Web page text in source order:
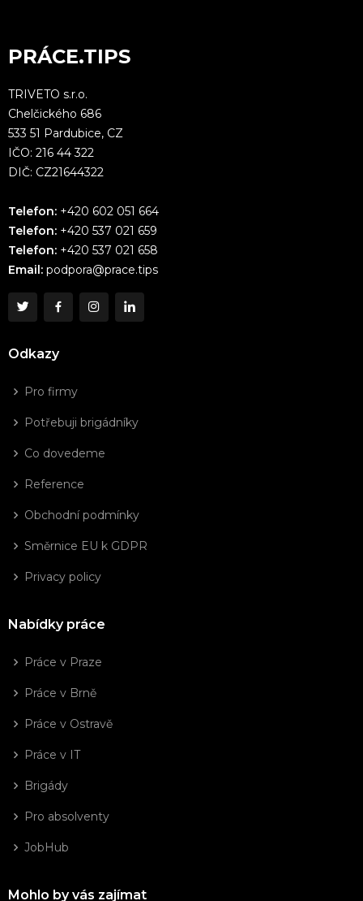
PRÁCE.TIPS
TRIVETO s.r.o.
Chelčického 686
533 51 Pardubice, CZ
IČO: 216 44 322
DIČ: CZ21644322
Telefon: +420 602 051 664
Telefon: +420 537 021 659
Telefon: +420 537 021 658
Email: podpora@prace.tips
Odkazy
Pro firmy
Potřebuji brigádníky
Co dovedeme
Reference
Obchodní podmínky
Směrnice EU k GDPR
Privacy policy
Nabídky práce
Práce v Praze
Práce v Brně
Práce v Ostravě
Práce v IT
Brigády
Pro absolventy
JobHub
Mohlo by vás zajímat